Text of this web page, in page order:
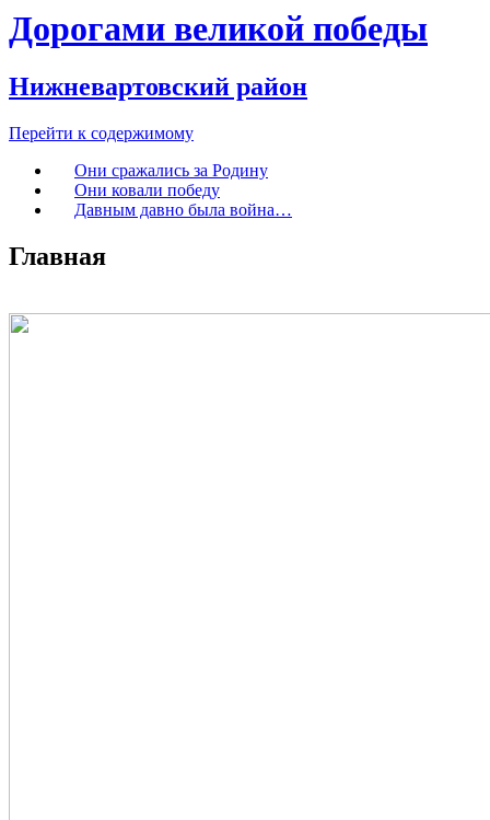
Дорогами великой победы
Нижневартовский район
Перейти к содержимому
Они сражались за Родину
Они ковали победу
Давным давно была война…
Главная